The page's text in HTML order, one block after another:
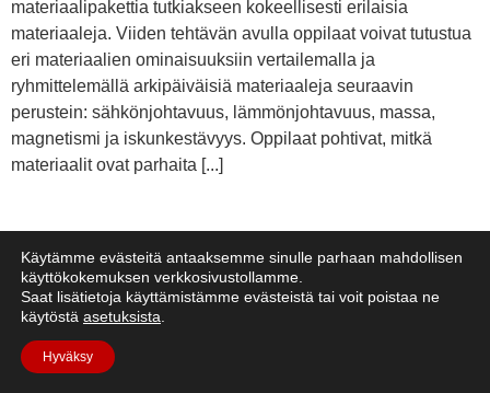
materiaalipakettia tutkiakseen kokeellisesti erilaisia
materiaaleja. Viiden tehtävän avulla oppilaat voivat tutustua
eri materiaalien ominaisuuksiin vertailemalla ja
ryhmittelemällä arkipäiväisiä materiaaleja seuraavin
perustein: sähkönjohtavuus, lämmönjohtavuus, massa,
magnetismi ja iskunkestävyys. Oppilaat pohtivat, mitkä
materiaalit ovat parhaita [...]
Käytämme evästeitä antaaksemme sinulle parhaan mahdollisen
käyttökokemuksen verkkosivustollamme.
Saat lisätietoja käyttämistämme evästeistä tai voit poistaa ne
käytöstä asetuksista
Hyväksy